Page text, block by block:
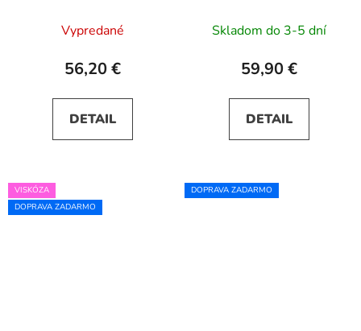
Vypredané
56,20 €
DETAIL
priesvitnými rukávmi -
béžové
Skladom do 3-5 dní
59,90 €
DETAIL
VISKÓZA
DOPRAVA ZADARMO
DOPRAVA ZADARMO